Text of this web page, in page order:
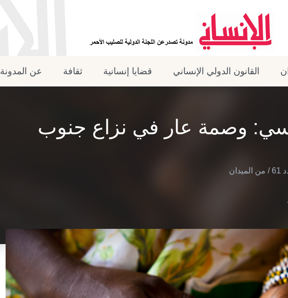
القانون الدولي الإنساني قضايا إنسانية ثقافة عن المدونة
وصمة عار في نزاع جنوب
/ من الميدان